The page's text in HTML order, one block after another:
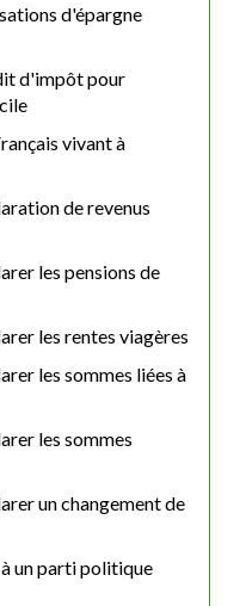
d'épargne
d'impôt pour
vivant à
de revenus
les pensions de
les rentes viagères
les sommes liées à
les sommes
un changement de
un parti politique